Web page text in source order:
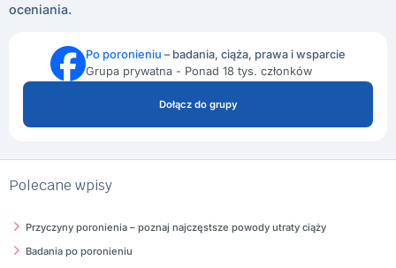
oceniania.
Po poronieniu – badania, ciąża, prawa i wsparcie
Grupa prywatna - Ponad 18 tys. członków
Dołącz do grupy
Polecane wpisy
Przyczyny poronienia – poznaj najczęstsze powody utraty ciąży
Badania po poronieniu